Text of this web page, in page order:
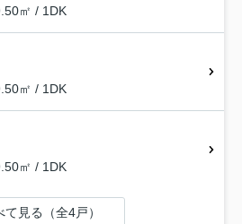
㎡ / 1DK
㎡ / 1DK
㎡ / 1DK
て見る（全4戸）